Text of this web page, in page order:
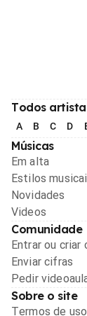
Todos
A B C D
Músicas
Em alta
Estilos
Novidades
Videos
Comunidade
Entrar ou criar
Enviar cifras
Pedir
Sobre o site
Termos de